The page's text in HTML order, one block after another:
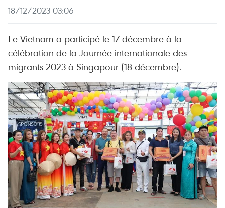
18/12/2023 03:06
Le Vietnam a participé le 17 décembre à la
célébration de la Journée internationale des
migrants 2023 à Singapour (18 décembre).